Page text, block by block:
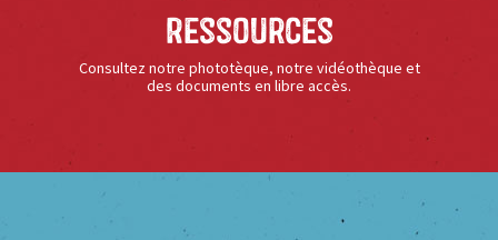
Ressources
Consultez notre phototèque, notre vidéothèque et
des documents en libre accès.